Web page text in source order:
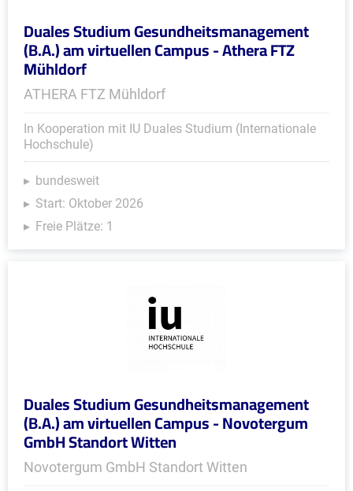
Duales Studium Gesundheitsmanagement
(B.A.) am virtuellen Campus - Athera FTZ
Mühldorf
ATHERA FTZ Mühldorf
In Kooperation mit IU Duales Studium (Internationale
Hochschule)
bundesweit
Start: Oktober 2026
Freie Plätze: 1
Duales Studium Gesundheitsmanagement
(B.A.) am virtuellen Campus - Novotergum
GmbH Standort Witten
Novotergum GmbH Standort Witten